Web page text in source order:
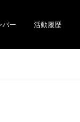
バー 活動履歴